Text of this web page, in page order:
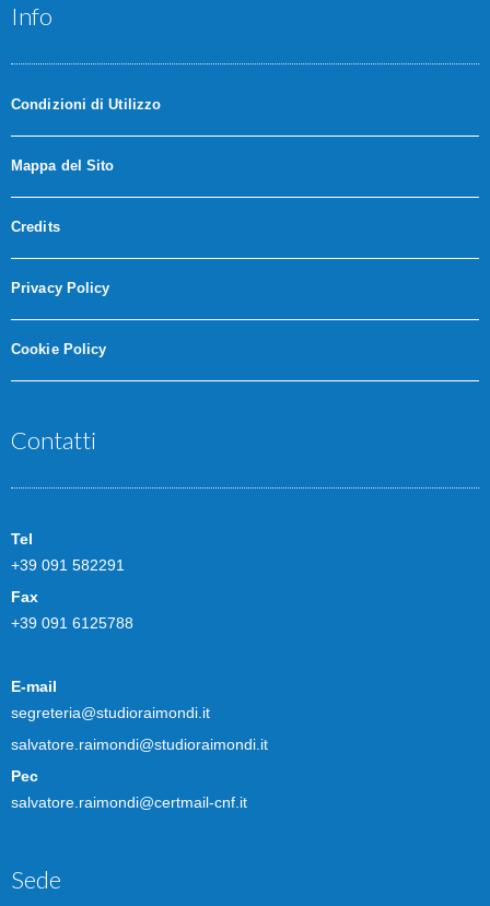
Info
Condizioni di Utilizzo
Mappa del Sito
Credits
Privacy Policy
Cookie Policy
Contatti
Tel
+39 091 582291
Fax
+39 091 6125788
E-mail
segreteria@studioraimondi.it
salvatore.raimondi@studioraimondi.it
Pec
salvatore.raimondi@certmail-cnf.it
Sede